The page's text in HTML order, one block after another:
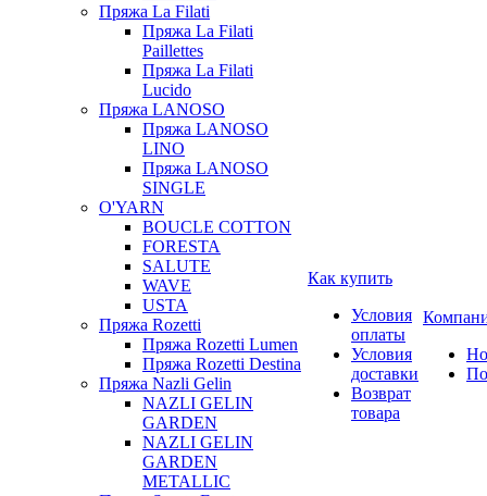
Пряжа La Filati
Пряжа La Filati
Paillettes
Пряжа La Filati
Lucido
Пряжа LANOSO
Пряжа LANOSO
LINO
Пряжа LANOSO
SINGLE
O'YARN
BOUCLE COTTON
FORESTA
SALUTE
WAVE
USTA
Пряжа Rozetti
Пряжа Rozetti Lumen
Пряжа Rozetti Destina
Пряжа Nazli Gelin
NAZLI GELIN
GARDEN
NAZLI GELIN
GARDEN
METALLIC
Как купить
Условия
оплаты
Условия
доставки
Возврат
товара